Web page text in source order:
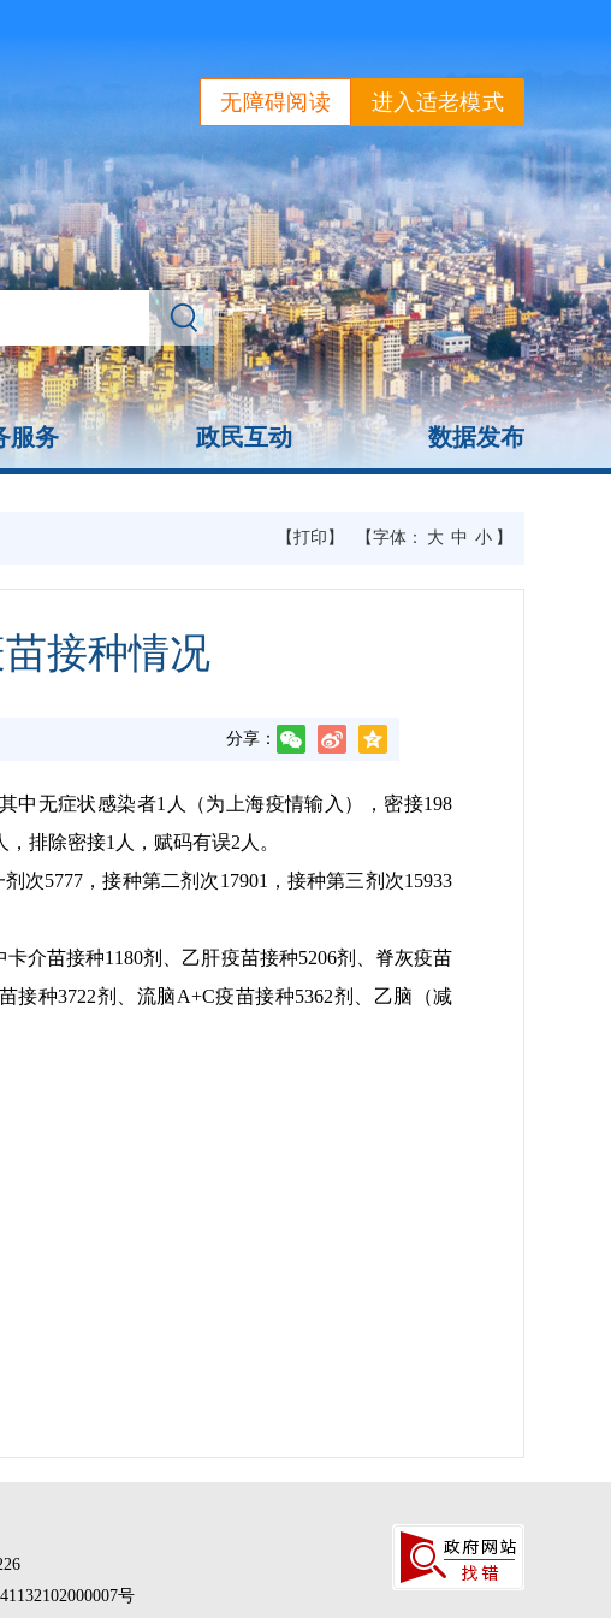
进入适老模式
无障碍阅读
服务 政民互动 数据发布
【打印】 【字体： 大 中 小 】
接种情况
分享：
中无症状感染者1人（为上海疫情输入），密接198
排除密接1人，赋码有误2人。
次5777，接种第二剂次17901，接种第三剂次15933
介苗接种1180剂、乙肝疫苗接种5206剂、脊灰疫苗
接种3722剂、流脑A+C疫苗接种5362剂、乙脑（减
号